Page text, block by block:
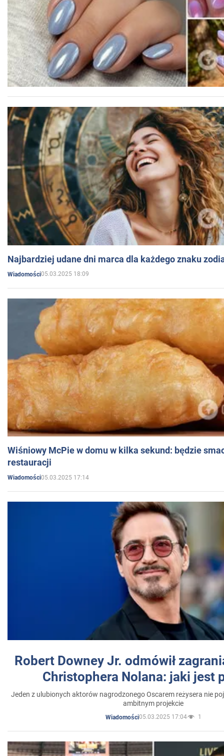
Najbardziej udane dni marca dla każdego znaku
Wiadomości05.03.2025 18:09
Wiśniowy McPie w domu w kilka sekund: będzie
restauracji
Wiadomości05.03.2025 17:14
Robert Downey Jr. odmówił
Christophera Nolana: jaki jest
Jeden z ulubionych aktorów nagrodzonego Oscarem reżysera nie
ambitnym projekcie
Wiadomości05.03.2025 17:04 1